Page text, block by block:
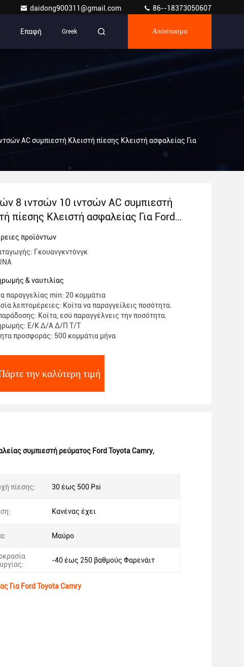
daidong900311@gmail.com 86--18373050607
Επαφή Greek Απόσπασμα
AC συμπιεστή Κλειστή πίεσης Κλειστή ασφαλείας Για
8 ιντσών 10 ιντσών AC συμπιεστή
πίεσης Κλειστή ασφαλείας Για Ford
Camryπροϊόντων
Γκουανγκντόνγκ
& ναυτιλίας
παραγγελίας min: 20 κομμάτια
λεπτομέρειες: Κοίτα να παραγγείλεις ποσότητα.
Κοίτα, εσύ παραγγέλνεις την ποσότητα.
Ε/Κ Δ/Α Δ/Π Τ/Τ
προσφοράς: 500 κομμάτια μήνα
την καλύτερη τιμή
συμπιεστή ρεύματος Ford Toyota Camry,
πίεσης: 30 έως 500 Psi
Κανένας έχει
Μαύρο
-40 έως 250 βαθμούς Φαρενάιτ
Για Ford Toyota Camry